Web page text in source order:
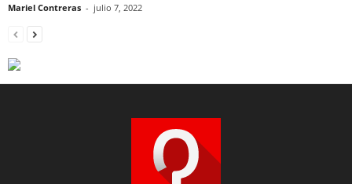
Mariel Contreras - julio 7, 2022